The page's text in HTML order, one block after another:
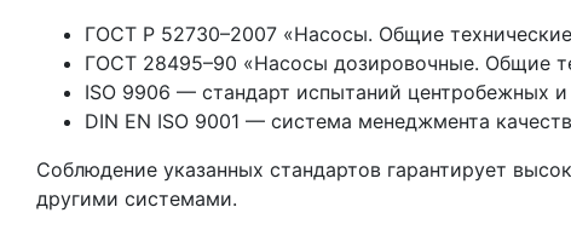
ГОСТ Р 52730–2007 «Насосы. Общие
ГОСТ 28495–90 «Насосы дозировочные. Общие
ISO 9906 — стандарт испытаний центробежных
DIN EN ISO 9001 — система менеджмента
Соблюдение указанных стандартов гарантирует
другими системами.